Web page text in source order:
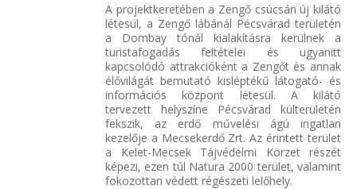
A projektkeretében a Zengő csúcsán új kilátó
létesül, a Zengő lábánál Pécsvárad területén
a Dombay tónál kialakításra kerülnek a
turistafogadás feltételei és ugyanitt
kapcsolódó attrakcióként a Zengőt és annak
élővilágát bemutató kisléptékű látogató- és
információs központ létesül. A kilátó
tervezett helyszíne Pécsvárad külterületén
fekszik, az erdő művelési ágú ingatlan
kezelője a Mecsekerdő Zrt. Az érintett terület
a Kelet-Mecsek Tájvédelmi Körzet részét
képezi, ezen túl Natura 2000 terület, valamint
fokozottan védett régészeti lelőhely.